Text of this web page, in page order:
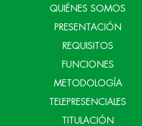
QUIÉNES SOMOS
PRESENTACIÓN
REQUISITOS
FUNCIONES
METODOLOGÍA
TELEPRESENCIALES
TITULACIÓN